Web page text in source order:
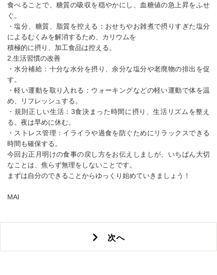
食べることで、糖質の吸収を穏やかにし、血糖値の急上昇をふせ
ぐ。
・塩分、糖質、脂質を控える：おせちやお雑煮で摂りすぎた塩分
によるむくみを解消するため、カリウムを
積極的に摂り、加工食品は控える。
2.生活習慣の改善
・水分補給：十分な水分を摂り、余分な塩分や老廃物の排出を促
す。
・軽い運動を取り入れる：ウォーキングなどの軽い運動で体を温
め、リフレッシュする。
・規則正しい生活：3食決まった時間に摂り、生活リズムを整え
る。夜は早めに休む。
・ストレス管理：イライラや過食を防ぐためにリラックスできる
時間も確保する。
今回お正月明けの食事の戻し方をお伝えしましが、いちばん大切
なことは、焦らず無理をしないことです。
まずは自分のできることからゆっくり始めていきましょう！
MAI
次へ